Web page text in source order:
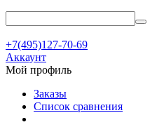
+7(495)127-70-69
Аккаунт
Мой профиль
Заказы
Список сравнения